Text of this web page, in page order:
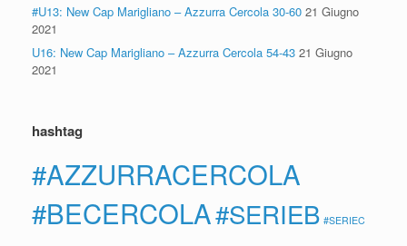
#U13: New Cap Marigliano – Azzurra Cercola 30-60 21 Giugno
2021
U16: New Cap Marigliano – Azzurra Cercola 54-43 21 Giugno
2021
hashtag
#AZZURRACERCOLA
#BECERCOLA#SERIEB #SERIEC